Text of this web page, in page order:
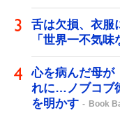
舌は欠損、衣
「世界一不気
心を病んだ母が
れに…ノブコブ
を明かす
Book